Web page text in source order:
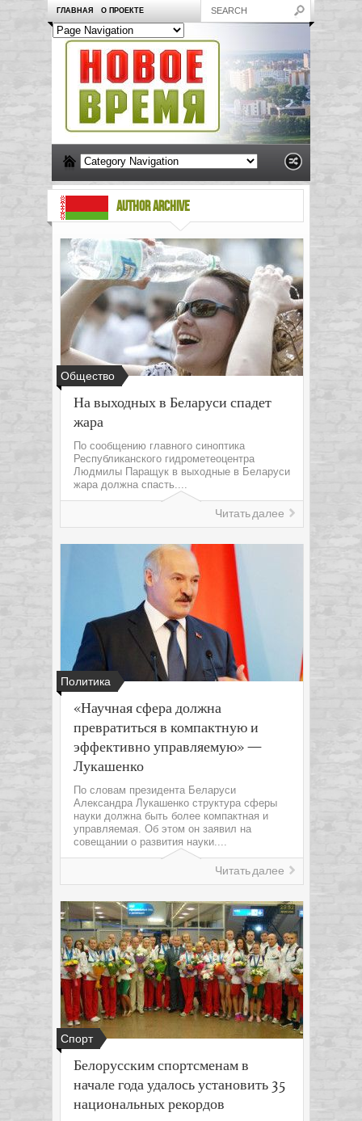
ГЛАВНАЯ О ПРОЕКТЕ
AUTHOR ARCHIVE
Общество
На выходных в Беларуси спадет
жара
По сообщению главного синоптика
Республиканского гидрометеоцентра
Людмилы Паращук в выходные в Беларуси
жара должна спасть....
Читать далее
Политика
«Научная сфера должна
превратиться в компактную и
эффективно управляемую» —
Лукашенко
По словам президента Беларуси
Александра Лукашенко структура сферы
науки должна быть более компактная и
управляемая. Об этом он заявил на
совещании о развития науки....
Читать далее
Спорт
Белорусским спортсменам в
начале года удалось установить 35
национальных рекордов